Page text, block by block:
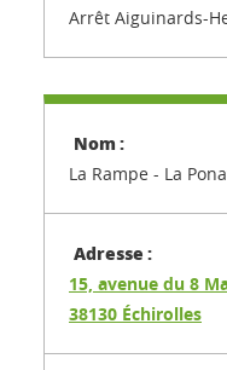
Arrêt Aiguinards-
La Rampe - La
15, avenue du 8
38130 Échirolles